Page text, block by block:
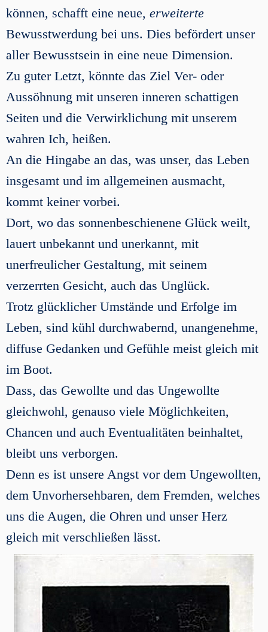
können, schafft eine neue, erweiterte
Bewusstwerdung bei uns. Dies befördert unser
aller Bewusstsein in eine neue Dimension.
Zu guter Letzt, könnte das Ziel Ver- oder
Aussöhnung mit unseren inneren schattigen
Seiten und die Verwirklichung mit unserem
wahren Ich, heißen.
An die Hingabe an das, was unser, das Leben
insgesamt und im allgemeinen ausmacht,
kommt keiner vorbei.
Dort, wo das sonnenbeschienene Glück weilt,
lauert unbekannt und unerkannt, mit
unerfreulicher Gestaltung, mit seinem
verzerrten Gesicht, auch das Unglück.
Trotz glücklicher Umstände und Erfolge im
Leben, sind kühl durchwabernd, unangenehme,
diffuse Gedanken und Gefühle meist gleich mit
im Boot.
Dass, das Gewollte und das Ungewollte
gleichwohl, genauso viele Möglichkeiten,
Chancen und auch Eventualitäten beinhaltet,
bleibt uns verborgen.
Denn es ist unsere Angst vor dem Ungewollten,
dem Unvorhersehbaren, dem Fremden, welches
uns die Augen, die Ohren und unser Herz
gleich mit verschließen lässt.